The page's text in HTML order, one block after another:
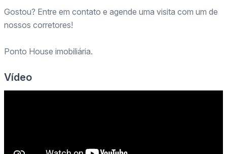
Gostou? Entre em contato e agende uma visita com um de
nossos corretores!
Ponto House imobiliária.
Vídeo